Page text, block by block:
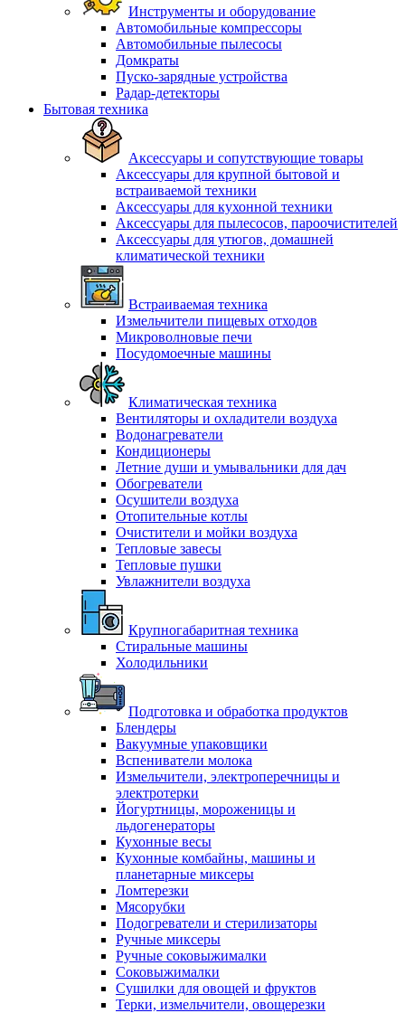
Инструменты и оборудование
Автомобильные компрессоры
Автомобильные пылесосы
Домкраты
Пуско-зарядные устройства
Радар-детекторы
Бытовая техника
Аксессуары и сопутствующие товары
Аксессуары для крупной бытовой и
встраиваемой техники
Аксессуары для кухонной техники
Аксессуары для пылесосов, пароочистителей
Аксессуары для утюгов, домашней
климатической техники
Встраиваемая техника
Измельчители пищевых отходов
Микроволновые печи
Посудомоечные машины
Климатическая техника
Вентиляторы и охладители воздуха
Водонагреватели
Кондиционеры
Летние души и умывальники для дач
Обогреватели
Осушители воздуха
Отопительные котлы
Очистители и мойки воздуха
Тепловые завесы
Тепловые пушки
Увлажнители воздуха
Крупногабаритная техника
Стиральные машины
Холодильники
Подготовка и обработка продуктов
Блендеры
Вакуумные упаковщики
Вспениватели молока
Измельчители, электроперечницы и
электротерки
Йогуртницы, мороженицы и
льдогенераторы
Кухонные весы
Кухонные комбайны, машины и
планетарные миксеры
Ломтерезки
Мясорубки
Подогреватели и стерилизаторы
Ручные миксеры
Ручные соковыжималки
Соковыжималки
Сушилки для овощей и фруктов
Терки, измельчители, овощерезки